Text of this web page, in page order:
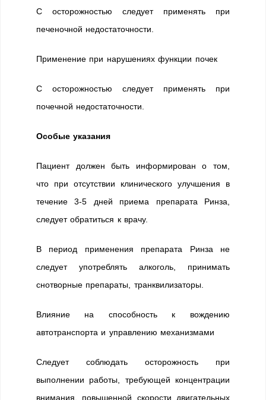
С осторожностью следует применять при
печеночной недостаточности.
Применение при нарушениях функции почек
С осторожностью следует применять при
почечной недостаточности.
Особые указания
Пациент должен быть информирован о том,
что при отсутствии клинического улучшения в
течение 3-5 дней приема препарата Ринза,
следует обратиться к врачу.
В период применения препарата Ринза не
следует употреблять алкоголь, принимать
снотворные препараты, транквилизаторы.
Влияние на способность к вождению
автотранспорта и управлению механизмами
Следует соблюдать осторожность при
выполнении работы, требующей концентрации
внимания, повышенной скорости двигательных